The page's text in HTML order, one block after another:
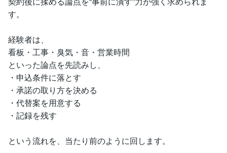
す。
経験者は、
看板・工事・臭気・音・営業時間
といった論点を先読みし、
・申込条件に落とす
・承諾の取り方を決める
・代替案を用意する
・記録を残す
という流れを、当たり前のように回します。